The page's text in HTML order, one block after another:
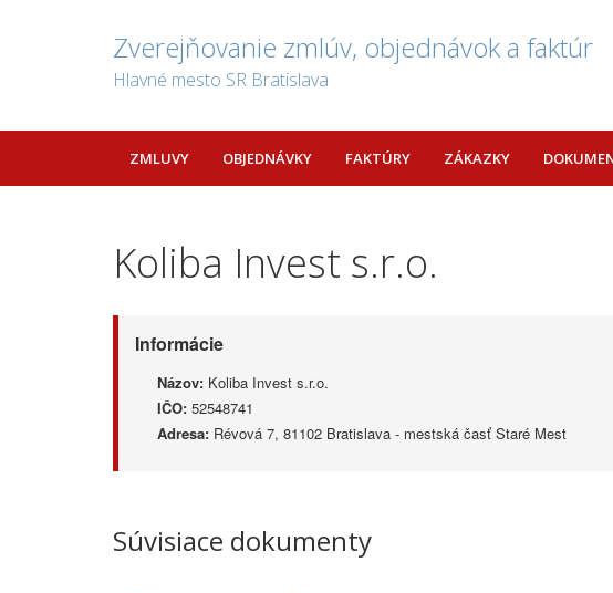
Zverejňovanie zmlúv, objednávok a faktúr
Hlavné mesto SR Bratislava
ZMLUVY OBJEDNÁVKY FAKTÚRY ZÁKAZKY
Koliba Invest s.r.o.
Informácie
Názov: Koliba Invest s.r.o.
IČO: 52548741
Adresa: Révová 7, 81102 Bratislava - mestská časť Staré Mest
Súvisiace dokumenty